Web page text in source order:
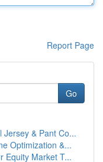
Report Page
Go
& Pant Co...
Optimization &...
Equity Market T...